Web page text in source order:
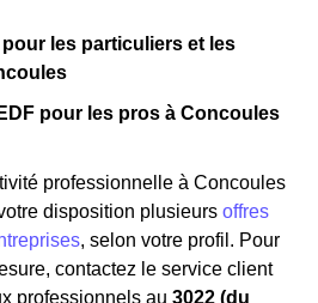
les particuliers et les
pour les pros à Concoules
professionnelle à Concoules
disposition plusieurs offres
, selon votre profil. Pour
contactez le service client
professionnels au 3022 (du